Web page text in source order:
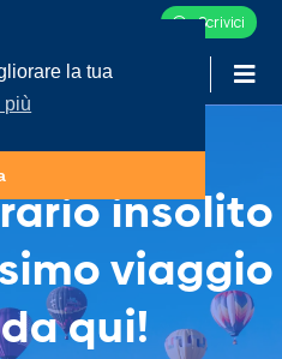
la tua
più
Scrivici
insolito
viaggio
qui!